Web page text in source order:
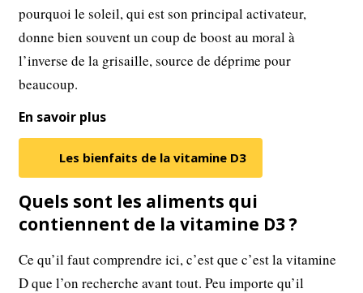
pourquoi le soleil, qui est son principal activateur,
donne bien souvent un coup de boost au moral à
l’inverse de la grisaille, source de déprime pour
beaucoup.
En savoir plus
Les bienfaits de la vitamine D3
Quels sont les aliments qui
contiennent de la vitamine D3 ?
Ce qu’il faut comprendre ici, c’est que c’est la vitamine
D que l’on recherche avant tout. Peu importe qu’il